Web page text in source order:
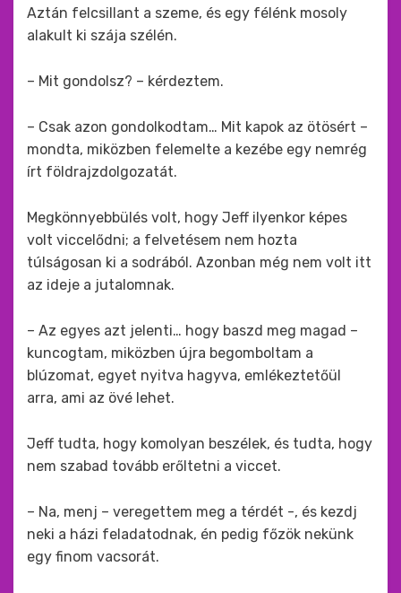
Aztán felcsillant a szeme, és egy félénk mosoly
alakult ki szája szélén.
– Mit gondolsz? – kérdeztem.
– Csak azon gondolkodtam… Mit kapok az ötösért –
mondta, miközben felemelte a kezébe egy nemrég
írt földrajzdolgozatát.
Megkönnyebbülés volt, hogy Jeff ilyenkor képes
volt viccelődni; a felvetésem nem hozta
túlságosan ki a sodrából. Azonban még nem volt itt
az ideje a jutalomnak.
– Az egyes azt jelenti… hogy baszd meg magad –
kuncogtam, miközben újra begomboltam a
blúzomat, egyet nyitva hagyva, emlékeztetőül
arra, ami az övé lehet.
Jeff tudta, hogy komolyan beszélek, és tudta, hogy
nem szabad tovább erőltetni a viccet.
– Na, menj – veregettem meg a térdét -, és kezdj
neki a házi feladatodnak, én pedig főzök nekünk
egy finom vacsorát.